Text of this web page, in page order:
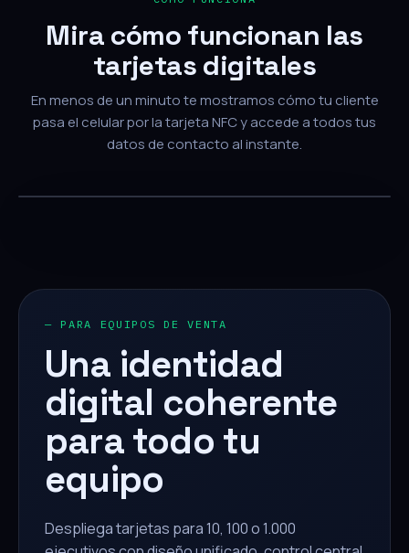
Mira cómo funcionan las
tarjetas digitales
En menos de un minuto te mostramos cómo tu cliente
pasa el celular por la tarjeta NFC y accede a todos tus
datos de contacto al instante.
— PARA EQUIPOS DE VENTA
Una identidad
digital coherente
para todo tu
equipo
Despliega tarjetas para 10, 100 o 1.000